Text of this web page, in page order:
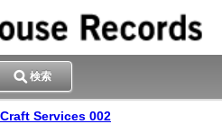
検索
Services 002